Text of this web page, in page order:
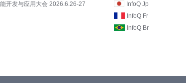
开发与应用大会 2026.6.26-27
InfoQ Jp
InfoQ Fr
InfoQ Br